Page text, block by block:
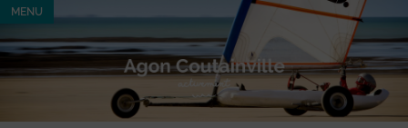
MENU